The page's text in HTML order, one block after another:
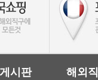
시판 해외